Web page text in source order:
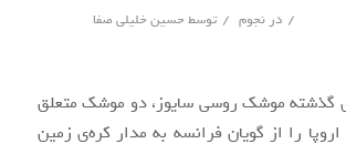
/ در نجوم / توسطحسین خلیلی صفا
گذشته موشک روسی سایوز، دو موشک متعلق
را از گویان فرانسه به مدار کره‌ی زمین